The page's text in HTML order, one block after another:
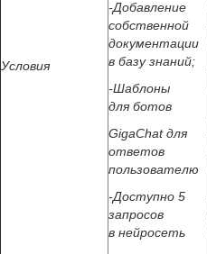
Условия
-Добавление
собственной
документации
в базу знаний;
-Шаблоны
для ботов
GigaChat для
ответов
пользователю
-Доступно 5
запросов
в нейросеть